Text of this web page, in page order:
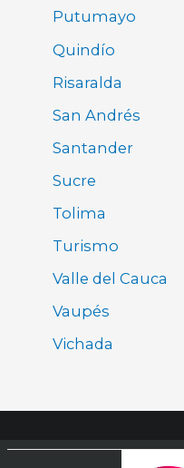
Putumayo
Quindío
Risaralda
San Andrés
Santander
Sucre
Tolima
Turismo
Valle del Cauca
Vaupés
Vichada